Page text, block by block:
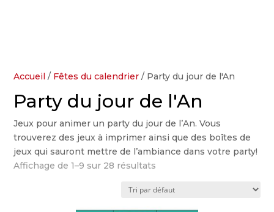
Accueil / Fêtes du calendrier / Party du jour de l'An
Party du jour de l'An
Jeux pour animer un party du jour de l’An. Vous
trouverez des jeux à imprimer ainsi que des boîtes de
jeux qui sauront mettre de l’ambiance dans votre party!
Affichage de 1–9 sur 28 résultats